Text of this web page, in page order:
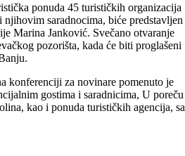
ponuda 45 turističkih organizacija
saradnocima, biće predstavljen
Marina Janković. Svečano otvaranje
pozorišta, kada će biti proglašeni
konferenciji za novinare pomenuto je
gostima i saradnicima, U poreču
kao i ponuda turističkih agencija, sa